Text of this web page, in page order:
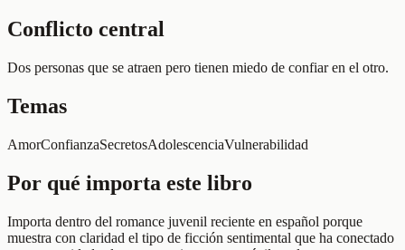
Conflicto central
Dos personas que se atraen pero tienen miedo de confiar en el otro.
Temas
AmorConfianzaSecretosAdolescenciaVulnerabilidad
Por qué importa este libro
Importa dentro del romance juvenil reciente en español porque
muestra con claridad el tipo de ficción sentimental que ha conectado